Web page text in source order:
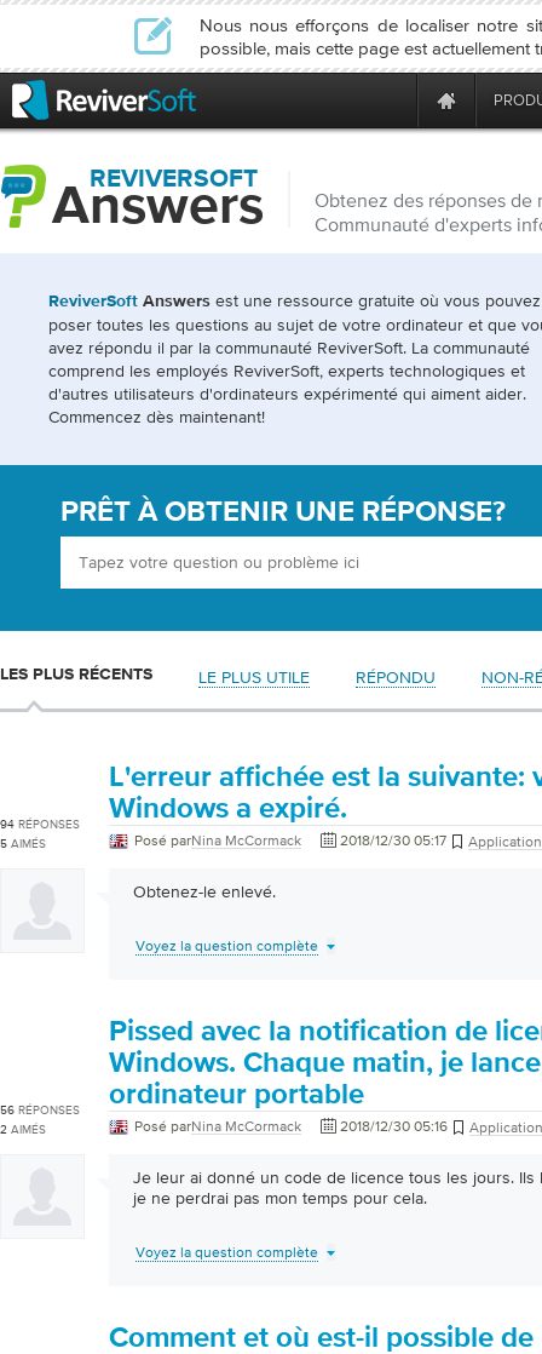
Nous nous efforçons de localiser notre
possible, mais cette page est
REVIVERSOFT
Answers
Obtenez des réponses de
Communauté d'experts
ReviverSoft Answers est une ressource gratuite où vous pouvez
poser toutes les questions au sujet de votre ordinateur et que
avez répondu il par la communauté ReviverSoft. La communauté
comprend les employés ReviverSoft, experts technologiques et
d'autres utilisateurs d'ordinateurs expérimenté qui aiment aider.
Commencez dès maintenant!
PRÊT À OBTENIR UNE RÉPONSE?
LES PLUS RÉCENTS LE PLUS UTILE RÉPONDU NON-
94 RÉPONSES
5 AIMÉS
L'erreur affichée est la suivante:
Windows a expiré.
Posé parNina McCormack 2018/12/30 05:17
Obtenez-le enlevé.
Voyez la question complète
56 RÉPONSES
2 AIMÉS
Pissed avec la notification de
Windows. Chaque matin, je
ordinateur portable
Posé parNina McCormack 2018/12/30 05:16
Je leur ai donné un code de licence tous les jours.
je ne perdrai pas mon temps pour cela.
Voyez la question complète
Comment et où est-il possible